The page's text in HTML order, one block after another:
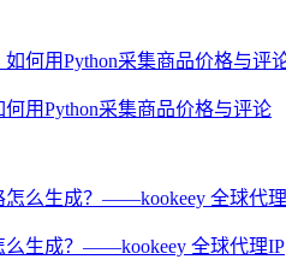
何用Python采集商品价格与评论
么生成？——kookeey 全球代理IP